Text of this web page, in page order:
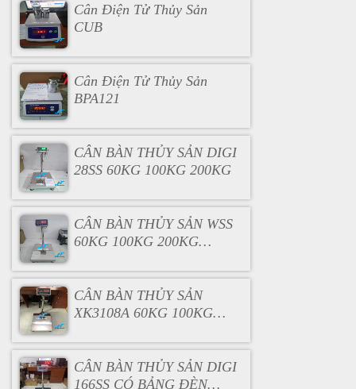
Cân Điện Tử Thủy Sản
CUB
Cân Điện Tử Thủy Sản
BPA121
CÂN BÀN THỦY SẢN DIGI
28SS 60KG 100KG 200KG
CÂN BÀN THỦY SẢN WSS
60KG 100KG 200KG
CÂN BÀN THỦY SẢN
XK3108A 60KG 100KG
CÂN BÀN THỦY SẢN DIGI
166SS CÓ BẢNG ĐÈN